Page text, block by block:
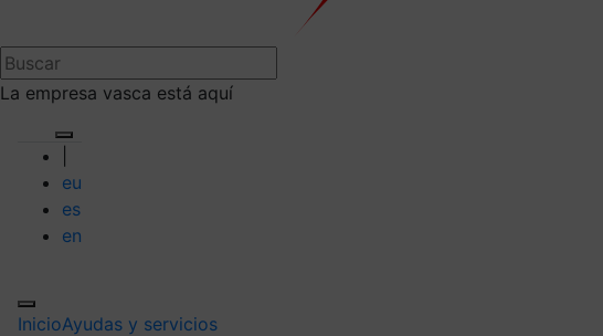
La empresa vasca está aquí
eu
es
en
InicioAyudas y servicios